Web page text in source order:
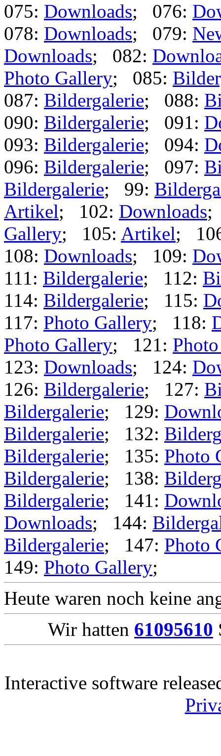
075: Downloads; 076:
078: Downloads; 079:
Downloads; 082:
Photo Gallery; 085:
087: Bildergalerie; 088:
090: Bildergalerie; 091:
093: Bildergalerie; 094:
096: Bildergalerie; 097:
Bildergalerie; 99:
Artikel; 102: Downloads;
Gallery; 105: Artikel;
108: Downloads; 109:
111: Bildergalerie; 112:
114: Bildergalerie; 115:
117: Photo Gallery; 118:
Photo Gallery; 121:
123: Downloads; 124:
126: Bildergalerie; 127:
Bildergalerie; 129:
Bildergalerie; 132:
Bildergalerie; 135: Photo
Bildergalerie; 138:
Bildergalerie; 141:
Downloads; 144:
Bildergalerie; 147: Photo
149: Photo Gallery;
Heute waren noch keine
Wir hatten 61095610
Interactive software